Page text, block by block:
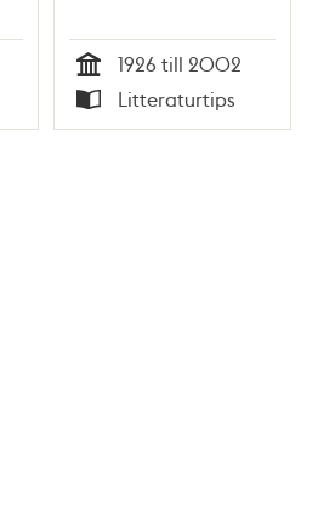
Tid
1926 till 2002
Typ
Litteraturtips